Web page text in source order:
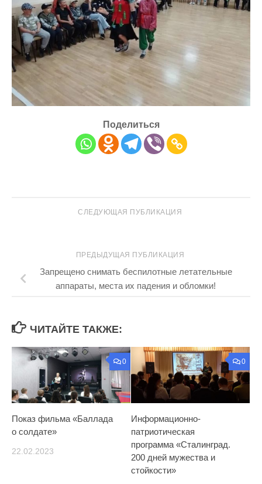
Поделиться
СЛЕДУЮЩАЯ ПУБЛИКАЦИЯ
ПРЕДЫДУЩАЯ ПУБЛИКАЦИЯ
Запрещено снимать беспилотные летательные
аппараты, места их падения и обломки!
ЧИТАЙТЕ ТАКЖЕ:
0
Показ фильма «Баллада
о солдате»
22.02.2023
0
Информационно-
патриотическая
программа «Сталинград.
200 дней мужества и
стойкости»